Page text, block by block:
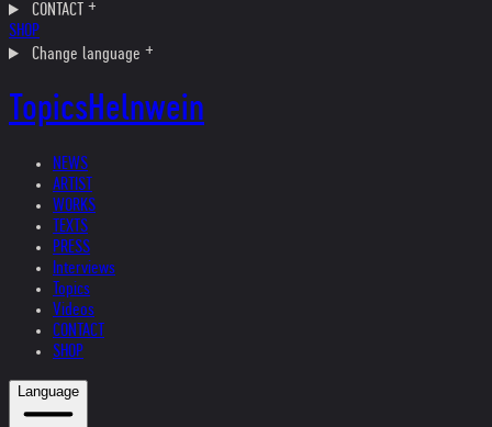
CONTACT
SHOP
Change language
TopicsHelnwein
NEWS
ARTIST
WORKS
TEXTS
PRESS
Interviews
Topics
Videos
CONTACT
SHOP
Language